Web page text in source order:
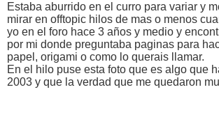
Estaba aburrido en el curro para variar y
mirar en offtopic hilos de mas o menos
yo en el foro hace 3 años y medio y
por mi donde preguntaba paginas para
papel, origami o como lo querais llamar.
En el hilo puse esta foto que es algo que
2003 y que la verdad que me quedaron